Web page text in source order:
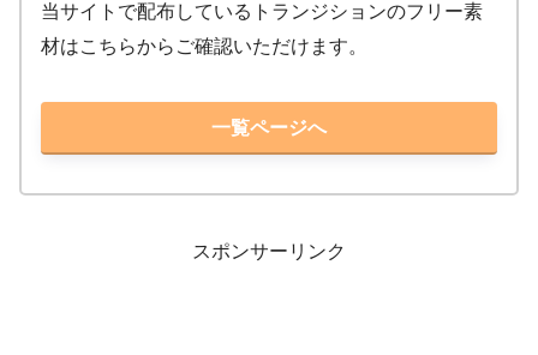
当サイトで配布しているトランジションのフリー素
材はこちらからご確認いただけます。
一覧ページへ
スポンサーリンク